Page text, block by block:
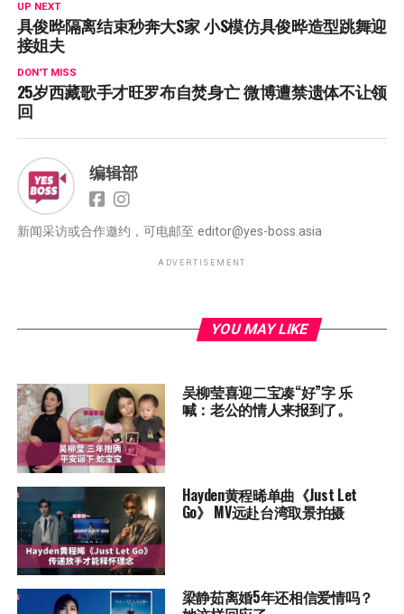
UP NEXT
具俊晔隔离结束秒奔大S家 小S模仿具俊晔造型跳舞迎
接姐夫
DON'T MISS
25岁西藏歌手才旺罗布自焚身亡 微博遭禁遗体不让领
回
编辑部
新闻采访或合作邀约，可电邮至 editor@yes-boss.asia
ADVERTISEMENT
YOU MAY LIKE
吴柳莹喜迎二宝凑“好”字 乐
喊：老公的情人来报到了。
Hayden黄程晞单曲《Just Let
Go》 MV远赴台湾取景拍摄
梁静茹离婚5年还相信爱情吗？